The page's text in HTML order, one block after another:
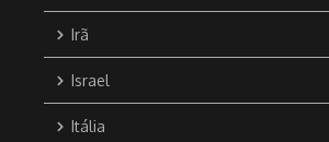
Irã
Israel
Itália